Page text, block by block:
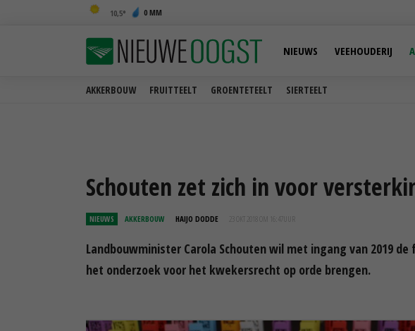
10,5 0 MM
AKKERBOUW FRUITTEELT GROENTETEELT SIERTEELT
NIEUWS VEEHOUDERIJ
Schouten zet zich in voor
NIEUWS AKKERBOUW HAIJO DODDE 23 OKT 2018 OM 16:47
Landbouwminister Carola Schouten wil met ingang van 2019
het onderzoek voor het kwekersrecht op orde brengen.